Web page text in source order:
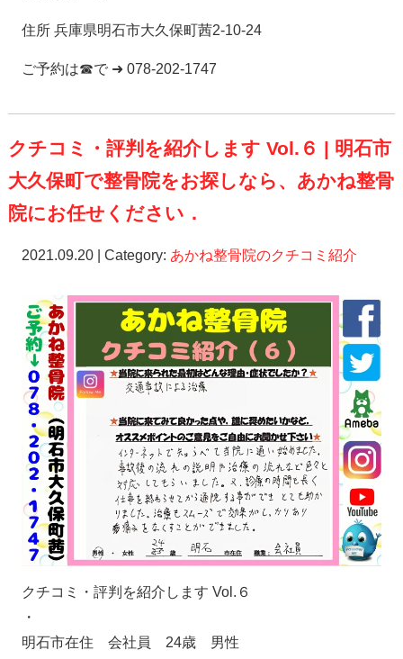
住所 兵庫県明石市大久保町茜2-10-24
ご予約は☎で ➜ 078-202-1747
クチコミ・評判を紹介します Vol.６ | 明石市
大久保町で整骨院をお探しなら、あかね整骨
院にお任せください．
2021.09.20 | Category: あかね整骨院のクチコミ紹介
クチコミ・評判を紹介します Vol.６
・
明石市在住 会社員 24歳 男性